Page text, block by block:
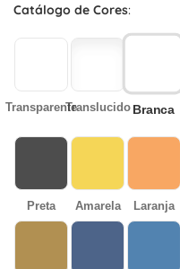
Catálogo de Cores:
TransparenteTranslucido Branca
Preta Amarela Laranja